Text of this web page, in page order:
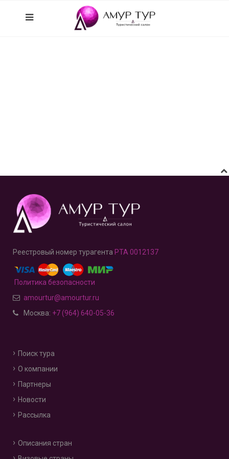
Реестровый номер турагента РТА 0012137
Политика безопасности
amourtur@amourtur.ru
Москва: +7 (964) 640-05-36
Поиск тура
О компании
Партнеры
Новости
Рассылка
Описания стран